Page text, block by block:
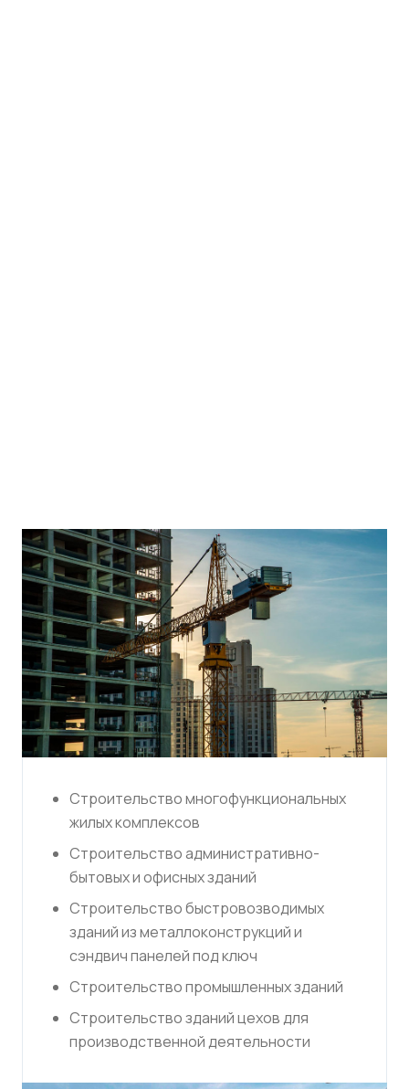
Строительство многофункциональных
жилых комплексов
Строительство административно-
бытовых и офисных зданий
Строительство быстровозводимых
зданий из металлоконструкций и
сэндвич панелей под ключ
Строительство промышленных зданий
Строительство зданий цехов для
производственной деятельности